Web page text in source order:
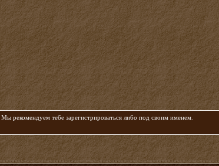
Мы рекомендуем тебе зарегистрироваться либо под своим именем